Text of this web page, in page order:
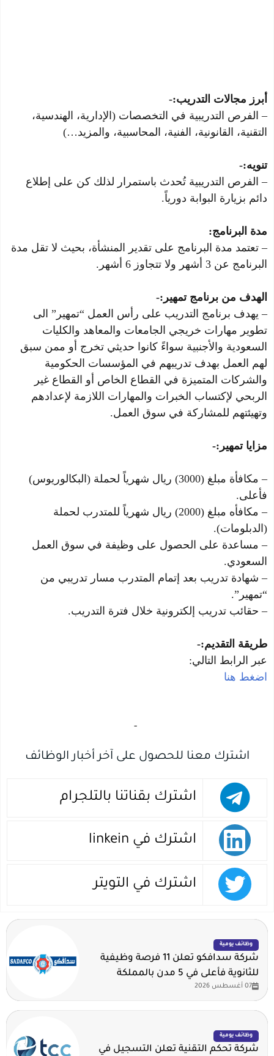
أبرز مجالات التدريب:-
– الفرص التدريبية في التخصصات (الإدارية، الهندسية،
التقنية، القانونية، الفنية، المحاسبية، والمزيد…)
تنويه:-
– الفرص التدريبية تُحدث باستمرار لذلك كن على إطلاع
دائم بزيارة البوابة دورياً.
مدة البرنامج:
– تعتمد مدة البرنامج على تقدير المنشأة، بحيث لا تقل مدة
البرنامج عن 3 أشهر ولا تتجاوز 6 أشهر.
الهدف من برنامج تمهير:-
– يهدف برنامج التدريب على رأس العمل “تمهير” الى
تطوير مهارات خريجي الجامعات والمعاهد والكليات
السعودية والأجنبية سواءً كانوا حديثي تخرج أو ممن سبق
لهم العمل بهدف تدريبهم في المؤسسات الحكومية
والشركات المتميزة في القطاع الخاص أو القطاع غير
الربحي لإكتساب الخبرات والمهارات اللازمة لإعدادهم
وتهيئتهم للمشاركة في سوق العمل.
مزايا تمهير:-
– مكافأة مبلغ (3000) ريال شهرياً لحملة (البكالوريوس)
فأعلى.
– مكافأه مبلغ (2000) ريال شهرياً للمتدرب لحملة
(الدبلومات).
– مساعدة على الحصول على وظيفة في سوق العمل
السعودي.
– شهادة تدريب بعد إتمام المتدرب مسار تدريبي من
“تمهير”.
– حقائب تدريب إلكترونية خلال فترة التدريب.
طريقة التقديم:-
عبر الرابط التالي:
اضغط هنا
-‏
اشترك معنا للحصول على آخر أخبار الوظائف
اشترك بقناتنا بالتلجرام
اشترك في linkein
اشترك في التويتر
وظائف يومية
شركة سدافكو تعلن 11 فرصة وظيفية
للثانوية فأعلى في 5 مدن بالمملكة
07 أغسطس 2026
وظائف يومية
شركة تحكم التقنية تعلن التسجيل في